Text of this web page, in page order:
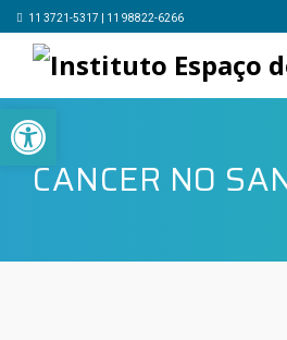
11 3721-5317 | 11 98822-6266
CANCER NO
Barra de Ferramentas Aberta